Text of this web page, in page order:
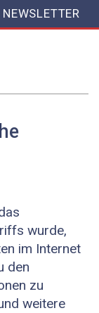
NEWSLETTER
wurde,
im Internet
den
zu
weitere